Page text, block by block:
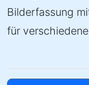
Bilderfassung
für